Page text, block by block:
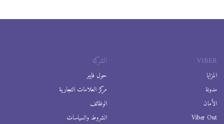
VIBER
المزايا
مدونة
الأمان
Viber Out
الشركة
حول فايبر
مركز العلامات التجارية
الوظائف
الشروط والسياسات